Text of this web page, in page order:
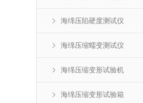
海绵压陷硬度测试仪
海绵压缩蠕变测试仪
海绵压缩变形试验机
海绵压缩变形试验箱